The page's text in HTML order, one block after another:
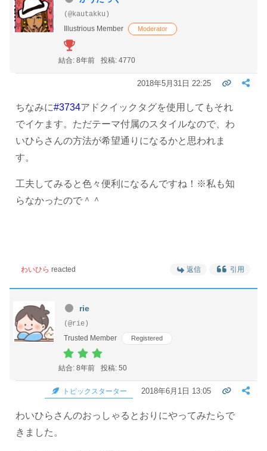
(@kautakku)
Illustrious Member
Moderator
結合: 8年前 投稿: 4770
2018年5月31日 22:25
ちなみに#3734アドクイックタグを使用してもそれ
でイケます。ただテーマ付属のスタイルなので、わ
いひらさんの方法が希望通りになるかと思われま
す。
工夫してみると色々便利になるんですね！※私も知
らなかったので＾＾
わいひら reacted 返信 引用
rie
(@rie)
Trusted Member
Registered
結合: 8年前 投稿: 50
トピックスターター 2018年6月1日 13:05
わいひらさんのおっしゃるとおりにやってみたらで
きました。